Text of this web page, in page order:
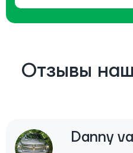
Отзывы
Danny